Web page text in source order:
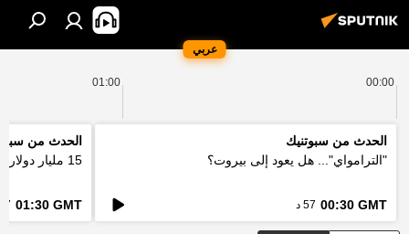
عربي
00:00
01:00
الحدث من سبوتنيك
"الترامواي"... هل يعود إلى بيروت؟
00:30 GMT 57 د
الحدث من
15 مليار دولار... كيف ستعالج اوروبا فاتورة الحرائق؟
01:30 GMT
57